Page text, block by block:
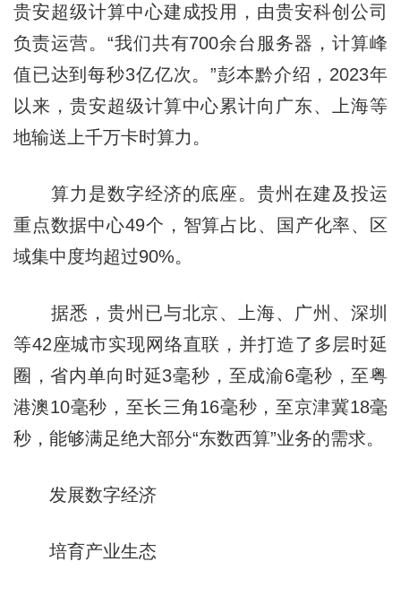
贵安超级计算中心建成投用，由贵安科创公司
负责运营。“我们共有700余台服务器，计算峰
值已达到每秒3亿亿次。”彭本黔介绍，2023年
以来，贵安超级计算中心累计向广东、上海等
地输送上千万卡时算力。
算力是数字经济的底座。贵州在建及投运
重点数据中心49个，智算占比、国产化率、区
域集中度均超过90%。
据悉，贵州已与北京、上海、广州、深圳
等42座城市实现网络直联，并打造了多层时延
圈，省内单向时延3毫秒，至成渝6毫秒，至粤
港澳10毫秒，至长三角16毫秒，至京津冀18毫
秒，能够满足绝大部分“东数西算”业务的需求。
发展数字经济
培育产业生态